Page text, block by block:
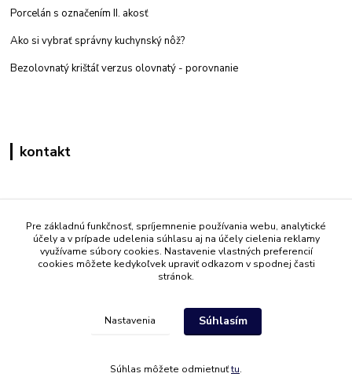
Porcelán s označením II. akosť
Ako si vybrať správny kuchynský nôž?
Bezolovnatý krištáľ verzus olovnatý - porovnanie
kontakt
+421 908 861 051
(Po - Pia 7:30-15:30)
info@mati.sk
Pre základnú funkčnosť, spríjemnenie používania webu, analytické
účely a v prípade udelenia súhlasu aj na účely cielenia reklamy
využívame súbory cookies. Nastavenie vlastných preferencií
cookies môžete kedykoľvek upraviť odkazom v spodnej časti
stránok.
Nastavenia Súhlasím
Súhlas môžete odmietnuťtu.